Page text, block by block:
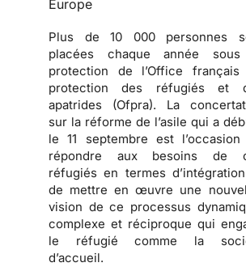
Europe
Plus de 10 000 personnes
placées chaque année
protection de l’Office français
protection des réfugiés et
apatrides (Ofpra). La
sur la réforme de l’asile qui a
le 11 septembre est
répondre aux besoins de
réfugiés en termes
de mettre en œuvre une
vision de ce processus
complexe et réciproque qui
le réfugié comme la
d’accueil.